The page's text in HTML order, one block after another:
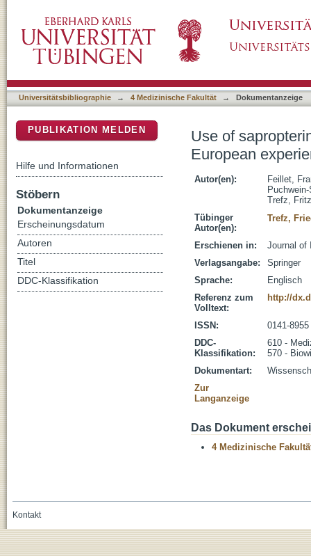
cases
Universitätsbibliographie → 4 Medizinische Fakultät → Dokumentanzeige
Use of
European
Autor(en):
Feillet,
Trefz,
Tübinger
Autor(en):
Trefz,
Erschienen in:
Journal of
Verlagsangabe:
Springer
Sprache:
Englisch
Referenz zum
Volltext:
http://
ISSN:
0141-8955
DDC-
Klassifikation:
610 -
570 -
Dokumentart:
Zur
Langanzeige
Das Dokument
4 Medizinische
PUBLIKATION MELDEN
Hilfe und Informationen
Stöbern
Dokumentanzeige
Erscheinungsdatum
Autoren
Titel
DDC-Klassifikation
Kontakt